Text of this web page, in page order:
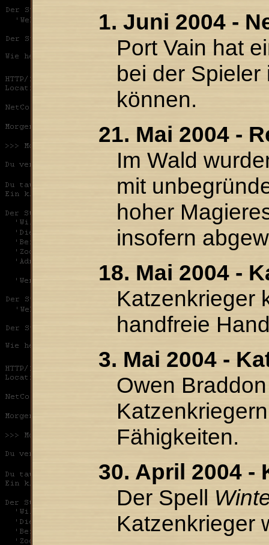
1. Juni 2004 -
Port Vain hat
bei der
können.
21. Mai 2004 -
Im Wald
mit
hoher
insofern
18. Mai 2004 -
Katzenkrieger
handfreie
3. Mai 2004 -
Owen
Fähigkeiten.
30. April 2004 -
Der Spell
Katzenkrieger